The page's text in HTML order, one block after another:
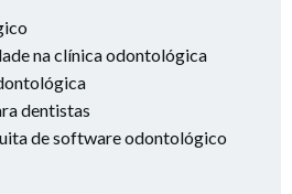
na clínica odontológica
dentistas
de software odontológico